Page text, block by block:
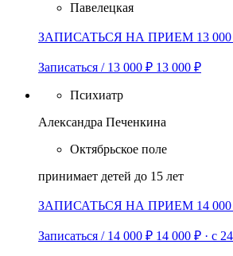
Павелецкая
ЗАПИСАТЬСЯ НА ПРИЕМ 13 000
Записаться / 13 000 ₽ 13 000 ₽
Психиатр
Александра Печенкина
Октябрьское поле
принимает детей до 15 лет
ЗАПИСАТЬСЯ НА ПРИЕМ 14 000
Записаться / 14 000 ₽ 14 000 ₽ · с